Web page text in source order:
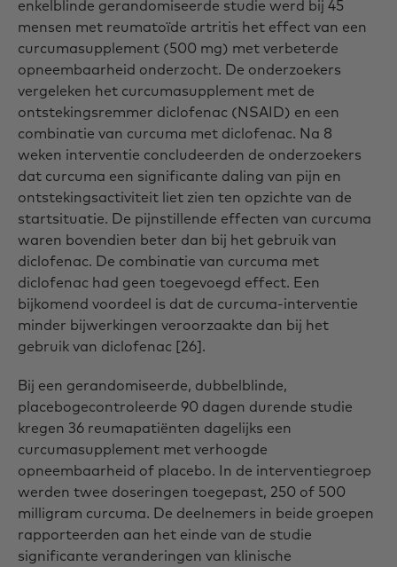
enkelblinde gerandomiseerde studie werd bij 45
mensen met reumatoïde artritis het effect van een
curcumasupplement (500 mg) met verbeterde
opneembaarheid onderzocht. De onderzoekers
vergeleken het curcumasupplement met de
ontstekingsremmer diclofenac (NSAID) en een
combinatie van curcuma met diclofenac. Na 8
weken interventie concludeerden de onderzoekers
dat curcuma een significante daling van pijn en
ontstekingsactiviteit liet zien ten opzichte van de
startsituatie. De pijnstillende effecten van curcuma
waren bovendien beter dan bij het gebruik van
diclofenac. De combinatie van curcuma met
diclofenac had geen toegevoegd effect. Een
bijkomend voordeel is dat de curcuma-interventie
minder bijwerkingen veroorzaakte dan bij het
gebruik van diclofenac [26].
Bij een gerandomiseerde, dubbelblinde,
placebogecontroleerde 90 dagen durende studie
kregen 36 reumapatiënten dagelijks een
curcumasupplement met verhoogde
opneembaarheid of placebo. In de interventiegroep
werden twee doseringen toegepast, 250 of 500
milligram curcuma. De deelnemers in beide groepen
rapporteerden aan het einde van de studie
significante veranderingen van klinische